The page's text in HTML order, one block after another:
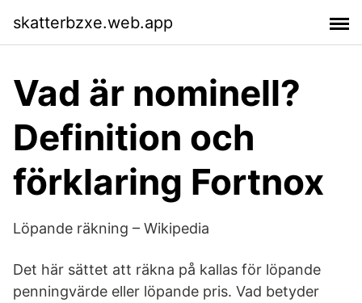
skatterbzxe.web.app
Vad är nominell?
Definition och
förklaring Fortnox
Löpande räkning – Wikipedia
Det här sättet att räkna på kallas för löpande
penningvärde eller löpande pris. Vad betyder